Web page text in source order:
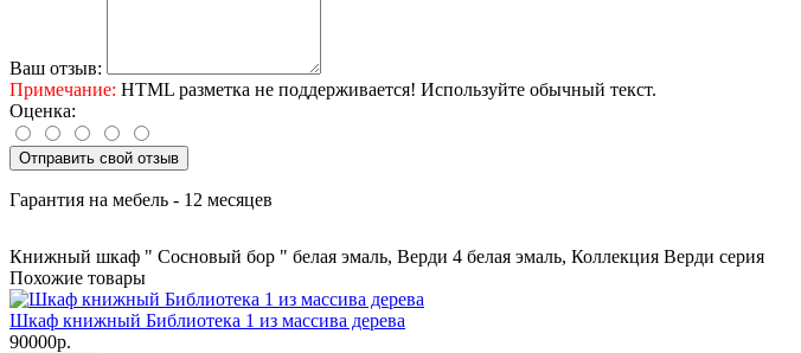
Ваш отзыв:
Примечание: HTML разметка не поддерживается! Используйте обычный текст.
Оценка:
Отправить свой отзыв
Гарантия на мебель - 12 месяцев
Книжный шкаф " Сосновый бор " белая эмаль, Верди 4 белая эмаль, Коллекция Верди серия
Похожие товары
Шкаф книжный Библиотека 1 из массива дерева
90000р.